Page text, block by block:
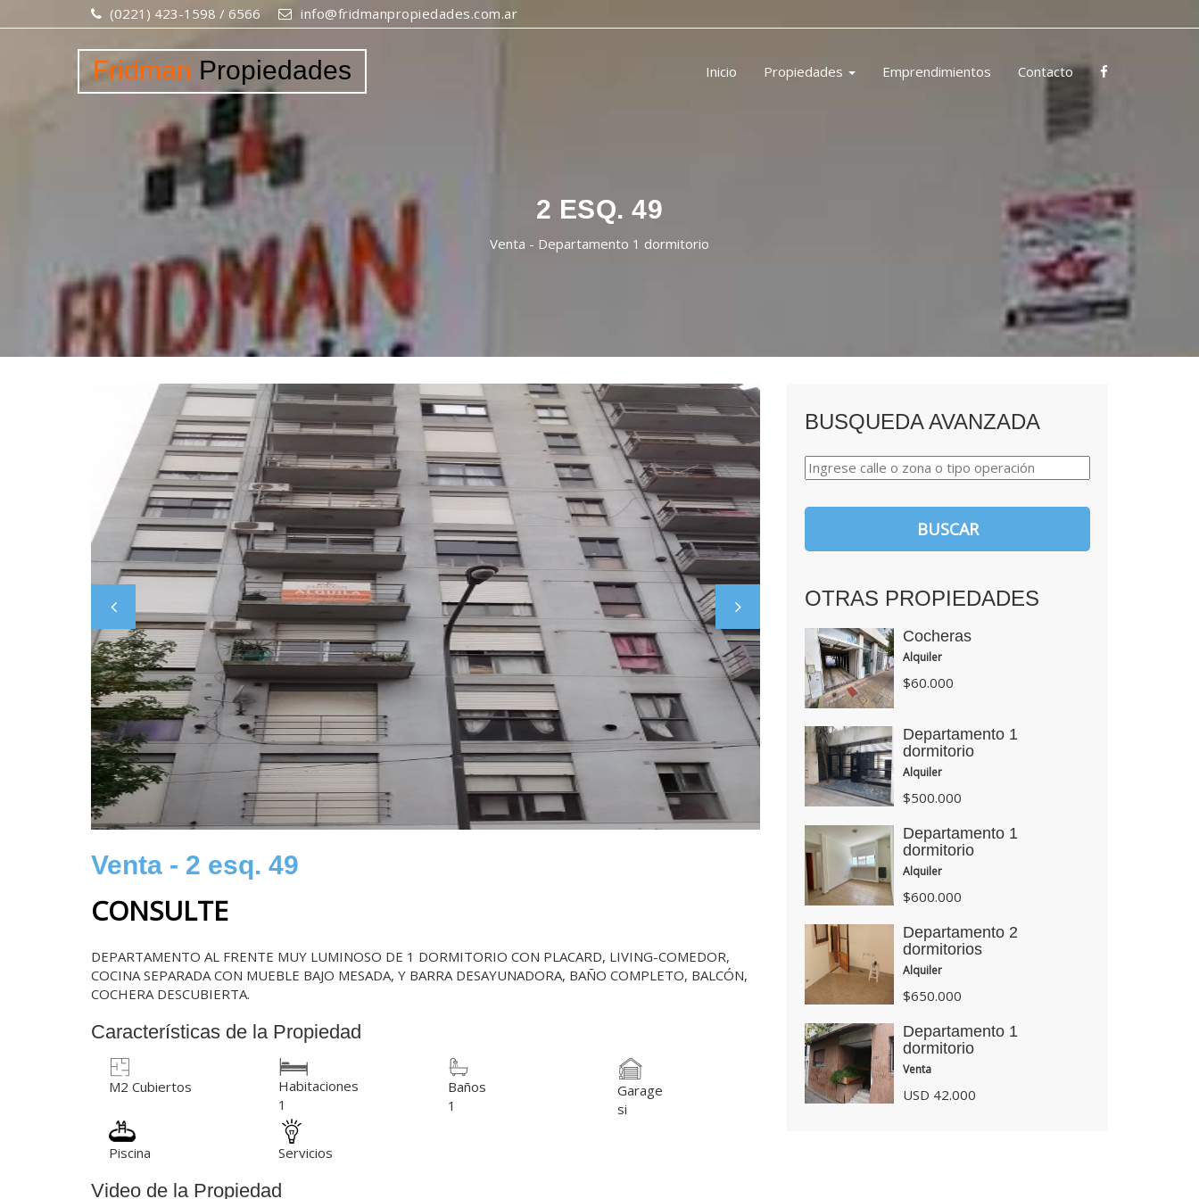
(0221) 423-1598 / 6566 info@fridmanpropiedades.com.ar
Fridman Propiedades Inicio Propiedades Emprendimientos Contacto
2 ESQ. 49
Venta - Departamento 1 dormitorio
Venta - 2 esq. 49
CONSULTE
DEPARTAMENTO AL FRENTE MUY LUMINOSO DE 1 DORMITORIO CON PLACARD, LIVING-COMEDOR,
COCINA SEPARADA CON MUEBLE BAJO MESADA, Y BARRA DESAYUNADORA, BAÑO COMPLETO, BALCÓN,
COCHERA DESCUBIERTA.
Características de la Propiedad
M2 Cubiertos
Habitaciones
1
Baños
1
Garage
si
Piscina Servicios
Video de la Propiedad
BUSQUEDA AVANZADA
OTRAS PROPIEDADES
Cocheras
Alquiler
$60.000
Departamento 1
dormitorio
Alquiler
$500.000
Departamento 1
dormitorio
Alquiler
$600.000
Departamento 2
dormitorios
Alquiler
$650.000
Departamento 1
dormitorio
Venta
USD 42.000